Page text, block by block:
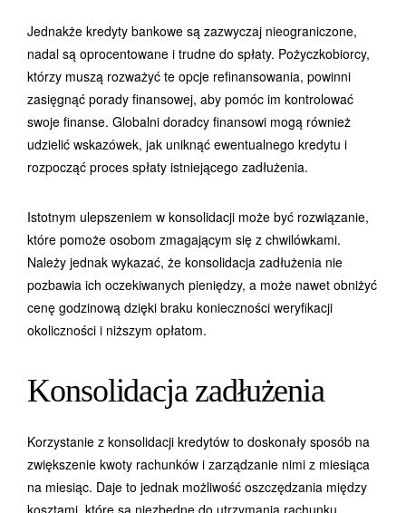
Jednakże kredyty bankowe są zazwyczaj nieograniczone,
nadal są oprocentowane i trudne do spłaty. Pożyczkobiorcy,
którzy muszą rozważyć te opcje refinansowania, powinni
zasięgnąć porady finansowej, aby pomóc im kontrolować
swoje finanse. Globalni doradcy finansowi mogą również
udzielić wskazówek, jak uniknąć ewentualnego kredytu i
rozpocząć proces spłaty istniejącego zadłużenia.
Istotnym ulepszeniem w konsolidacji może być rozwiązanie,
które pomoże osobom zmagającym się z chwilówkami.
Należy jednak wykazać, że konsolidacja zadłużenia nie
pozbawia ich oczekiwanych pieniędzy, a może nawet obniżyć
cenę godzinową dzięki braku konieczności weryfikacji
okoliczności i niższym opłatom.
Konsolidacja zadłużenia
Korzystanie z konsolidacji kredytów to doskonały sposób na
zwiększenie kwoty rachunków i zarządzanie nimi z miesiąca
na miesiąc. Daje to jednak możliwość oszczędzania między
kosztami, które są niezbędne do utrzymania rachunku.